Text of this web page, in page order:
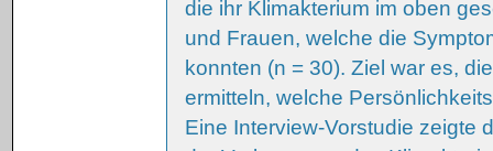
die ihr Klimakterium im oben
und Frauen, welche die
konnten (n = 30). Ziel war es,
ermitteln, welche
Eine Interview-Vorstudie zeigte